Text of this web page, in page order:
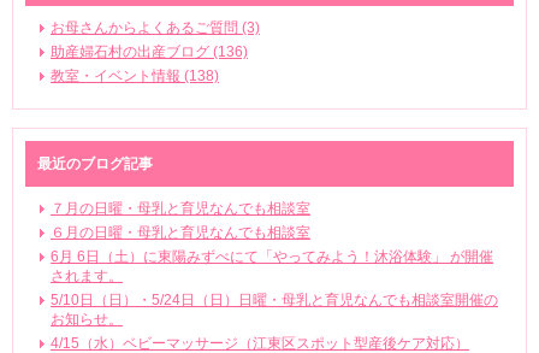
お母さんからよくあるご質問 (3)
助産婦石村の出産ブログ (136)
教室・イベント情報 (138)
最近のブログ記事
７月の日曜・母乳と育児なんでも相談室
６月の日曜・母乳と育児なんでも相談室
6月 6日（土）に東陽みずべにて「やってみよう！沐浴体験」 が開催
されます。
5/10日（日）・5/24日（日）日曜・母乳と育児なんでも相談室開催の
お知らせ。
4/15（水）ベビーマッサージ（江東区スポット型産後ケア対応）